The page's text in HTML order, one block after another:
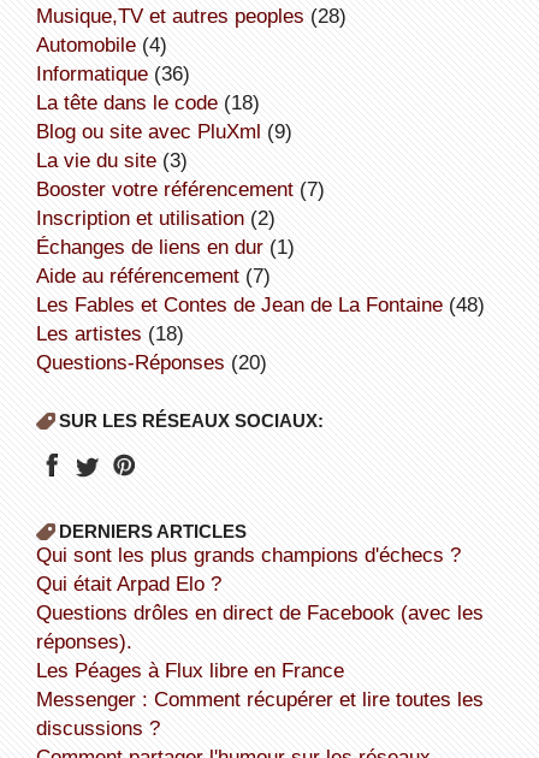
Musique,TV et autres peoples (28)
Automobile(4)
informatique(36)
la tête dans le code(18)
Blog ou site avec PluXml (9)
la vie du site(3)
booster votre référencement(7)
inscription et utilisation(2)
échanges de liens en dur(1)
aide au référencement(7)
Les Fables et Contes de Jean de La Fontaine(48)
Les artistes (18)
Questions-Réponses (20)
SUR LES RÉSEAUX SOCIAUX:
DERNIERS ARTICLES
Qui sont les plus grands champions d'échecs ?
Qui était Arpad Elo ?
Questions drôles en direct de Facebook (avec les
réponses).
Les Péages à Flux libre en France
Messenger : Comment récupérer et lire toutes les
discussions ?